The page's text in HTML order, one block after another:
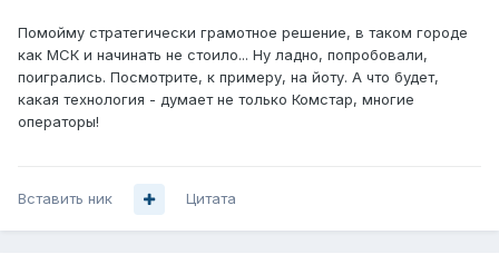
Помойму стратегически грамотное решение, в таком городе
как МСК и начинать не стоило... Ну ладно, попробовали,
поигрались. Посмотрите, к примеру, на йоту. А что будет,
какая технология - думает не только Комстар, многие
операторы!
Вставить ник Цитата